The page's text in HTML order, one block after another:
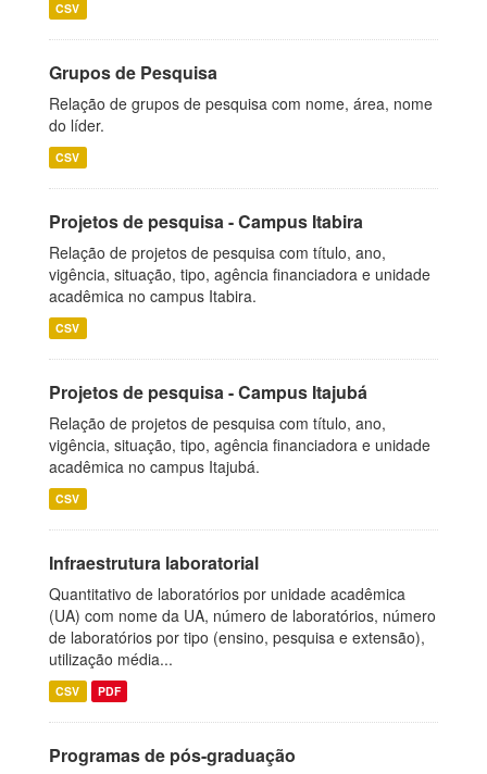
CSV
Grupos de Pesquisa
Relação de grupos de pesquisa com nome, área, nome
do líder.
CSV
Projetos de pesquisa - Campus Itabira
Relação de projetos de pesquisa com título, ano,
vigência, situação, tipo, agência financiadora e unidade
acadêmica no campus Itabira.
CSV
Projetos de pesquisa - Campus Itajubá
Relação de projetos de pesquisa com título, ano,
vigência, situação, tipo, agência financiadora e unidade
acadêmica no campus Itajubá.
CSV
Infraestrutura laboratorial
Quantitativo de laboratórios por unidade acadêmica
(UA) com nome da UA, número de laboratórios, número
de laboratórios por tipo (ensino, pesquisa e extensão),
utilização média...
CSV PDF
Programas de pós-graduação